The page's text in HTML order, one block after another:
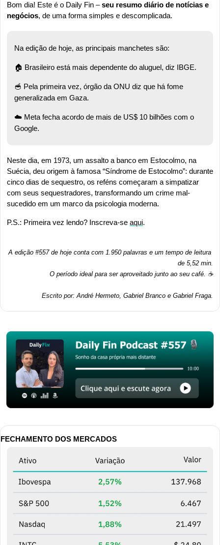
Bom dia! Este é o Daily Fin – seu resumo diário de notícias e
negócios, de uma forma simples e descomplicada.
Na edição de hoje, as principais manchetes são:
🏠 Brasileiro está mais dependente do aluguel, diz IBGE.
🥣 Pela primeira vez, órgão da ONU diz que há fome
generalizada em Gaza.
☁️ Meta fecha acordo de mais de US$ 10 bilhões com o
Google.
Neste dia, em 1973, um assalto a banco em Estocolmo, na
Suécia, deu origem à famosa “Síndrome de Estocolmo”: durante
cinco dias de sequestro, os reféns começaram a simpatizar
com seus sequestradores, transformando um crime mal-
sucedido em um marco da psicologia moderna.
P.S.: Primeira vez lendo? Inscreva-se aqui.
A edição #557 de hoje conta com 1.950 palavras e um tempo de leitura
de 5,52 min.
O período ideal para ser aproveitado junto ao seu café. ☕
Escrito por: André Hermeto, Gabriel Branco e Gabriel Fraga.
FECHAMENTO DOS MERCADOS